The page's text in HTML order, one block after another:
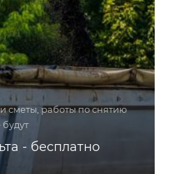
сметы, работы по снятию
- бесплатно